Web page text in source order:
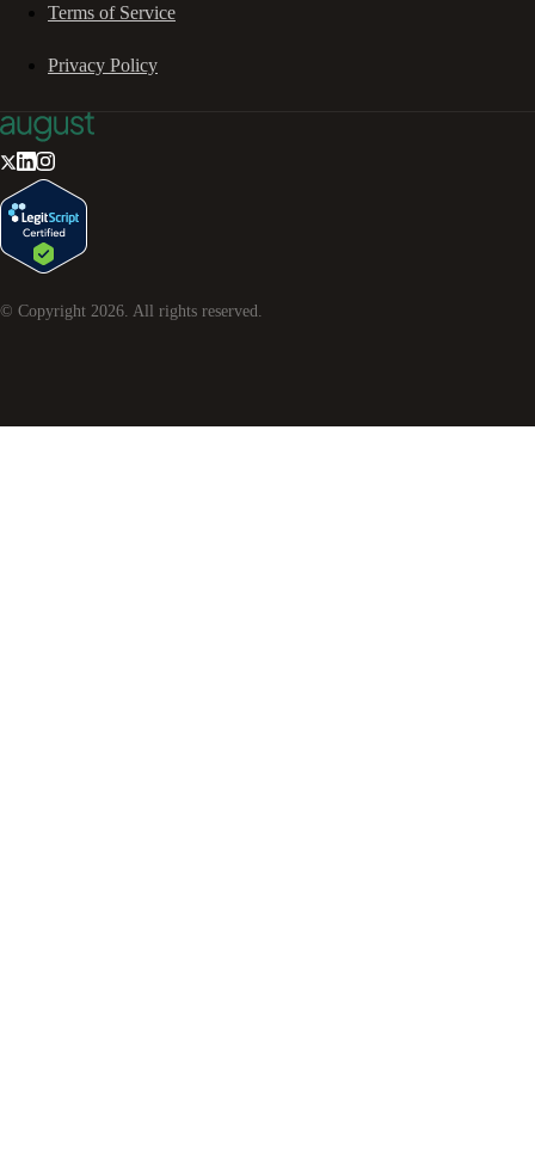
Terms of Service
Privacy Policy
© Copyright 2026 . All rights reserved.